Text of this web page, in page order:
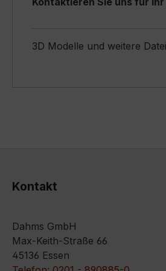
3D Modelle und weitere
Kontakt
Dahms GmbH
Max-Keith-Straße 66
45136 Essen